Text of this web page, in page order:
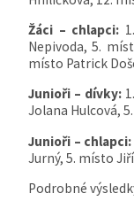
Žáci – chlapci:
Nepivoda, 5.
místo Patrick
Junioři – dívky:
Jolana Hulcová,
Junioři – chlapci:
Jurný, 5. místo
Podrobné